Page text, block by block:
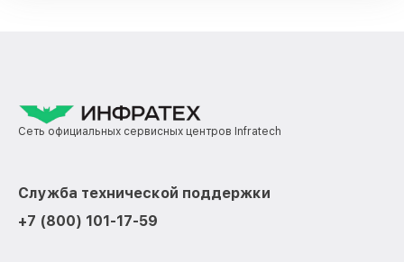
Сеть официальных сервисных центров Infratech
Служба технической поддержки
+7 (800) 101-17-59